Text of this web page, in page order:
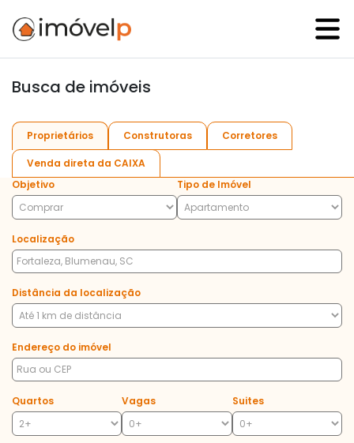
Busca de imóveis
Proprietários Construtoras Corretores
Venda direta da CAIXA
Objetivo
Tipo de Imóvel
Localização
Distância da localização
Endereço do imóvel
Quartos Vagas Suites